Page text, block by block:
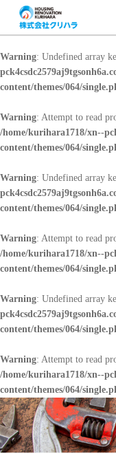
Warning: Undefined array
content/themes/064/
Warning: Attempt to read
/home/kurihara1718/xn--
content/themes/064/
Warning: Undefined array
content/themes/064/
Warning: Attempt to read
/home/kurihara1718/xn--
content/themes/064/
Warning: Undefined array
content/themes/064/
Warning: Attempt to read
/home/kurihara1718/xn--
content/themes/064/